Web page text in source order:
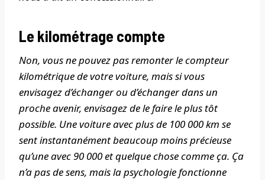
Le kilométrage compte
Non, vous ne pouvez pas remonter le compteur
kilométrique de votre voiture, mais si vous
envisagez d’échanger ou d’échanger dans un
proche avenir, envisagez de le faire le plus tôt
possible. Une voiture avec plus de 100 000 km se
sent instantanément beaucoup moins précieuse
qu’une avec 90 000 et quelque chose comme ça. Ça
n’a pas de sens, mais la psychologie fonctionne